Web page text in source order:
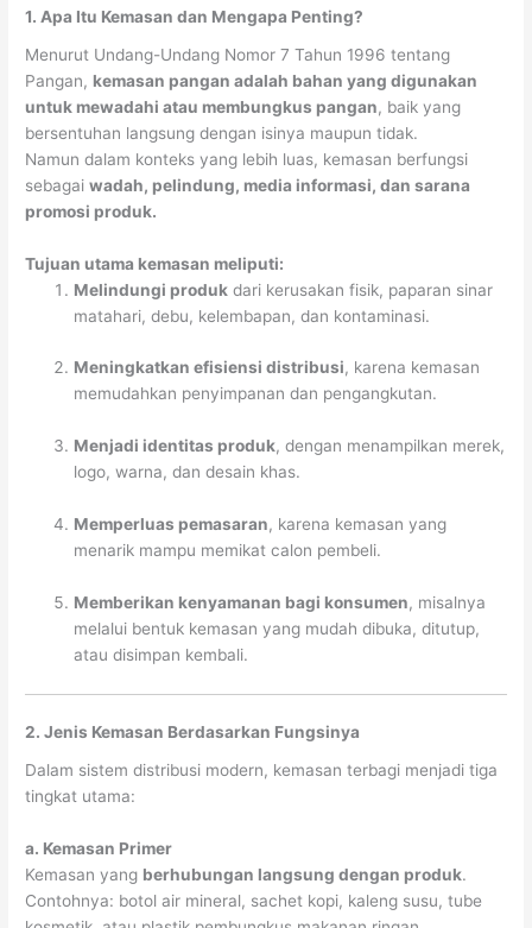
1. Apa Itu Kemasan dan Mengapa Penting?
Menurut Undang-Undang Nomor 7 Tahun 1996 tentang
Pangan, kemasan pangan adalah bahan yang digunakan
untuk mewadahi atau membungkus pangan, baik yang
bersentuhan langsung dengan isinya maupun tidak.
Namun dalam konteks yang lebih luas, kemasan berfungsi
sebagaiwadah, pelindung, media informasi, dan sarana
promosi produk.
Tujuan utama kemasan meliputi:
Melindungi produk dari kerusakan fisik, paparan sinar
matahari, debu, kelembapan, dan kontaminasi.
Meningkatkan efisiensi distribusi, karena kemasan
memudahkan penyimpanan dan pengangkutan.
Menjadi identitas produk, dengan menampilkan merek,
logo, warna, dan desain khas.
Memperluas pemasaran, karena kemasan yang
menarik mampu memikat calon pembeli.
Memberikan kenyamanan bagi konsumen, misalnya
melalui bentuk kemasan yang mudah dibuka, ditutup,
atau disimpan kembali.
2. Jenis Kemasan Berdasarkan Fungsinya
Dalam sistem distribusi modern, kemasan terbagi menjadi tiga
tingkat utama:
a. Kemasan Primer
Kemasan yang berhubungan langsung dengan produk.
Contohnya: botol air mineral, sachet kopi, kaleng susu, tube